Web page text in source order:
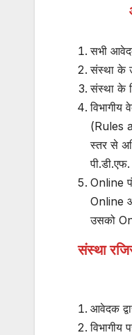
सभी
संस्था के
संस्था के
विभागीय
(Rules
स्तर से
Online
Online
उसको
संस्था
आवेदक
विभागीय